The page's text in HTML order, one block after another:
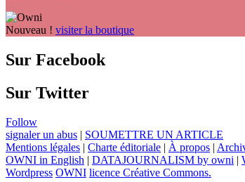
Nouveau ! visiter la boutique
Sur Facebook
Sur Twitter
Follow
signaler un abus
SOUMETTRE UN ARTICLE
Mentions légales
Charte éditoriale À propos
OWNI in English
DATAJOURNALISM by owni
Wordpress OWNI licence Créative Commons.